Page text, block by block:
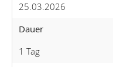
25.03.2026
Dauer
1 Tag